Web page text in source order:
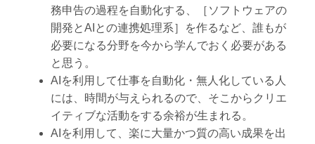
務申告の過程を自動化する、［ソフトウェアの
開発とAIとの連携処理系］を作るなど、誰もが
必要になる分野を今から学んでおく必要がある
と思う。
AIを利用して仕事を自動化・無人化している人
には、時間が与えられるので、そこからクリエ
イティブな活動をする余裕が生まれる。
AIを利用して、楽に大量かつ質の高い成果を出